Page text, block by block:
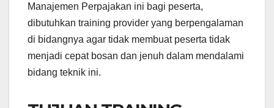
Manajemen Perpajakan ini bagi peserta,
dibutuhkan training provider yang berpengalaman
di bidangnya agar tidak membuat peserta tidak
menjadi cepat bosan dan jenuh dalam mendalami
bidang teknik ini.